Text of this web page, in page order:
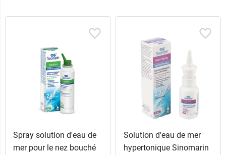
Spray solution d'eau de
mer pour le nez bouché
Solution d'eau de mer
hypertonique Sinomarin